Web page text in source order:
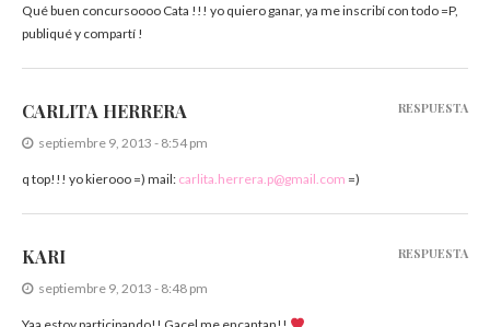
Qué buen concursoooo Cata !!! yo quiero ganar, ya me inscribí con todo =P,
publiqué y compartí !
CARLITA HERRERA
septiembre 9, 2013 - 8:54 pm
q top!!! yo kierooo =) mail: carlita.herrera.p@gmail.com =)
RESPUESTA
KARI
septiembre 9, 2013 - 8:48 pm
RESPUESTA